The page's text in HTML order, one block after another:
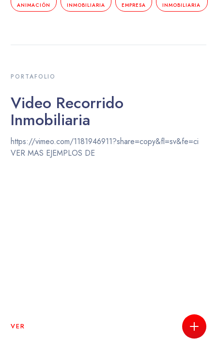
INMOBILIARIA
EMPRESA
INMOBILIARIA
ANIMACIÓN
PORTAFOLIO
Video Recorrido
Inmobiliaria
https://vimeo.com/1181946911?share=copy&fl=sv&fe=ci
VER MAS EJEMPLOS DE
VER